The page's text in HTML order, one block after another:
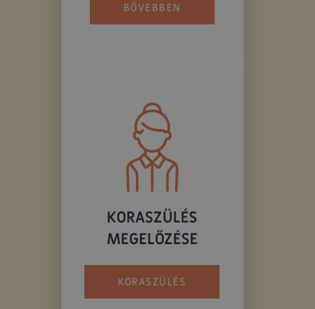
BŐVEBBEN
KORASZÜLÉS
MEGELŐZÉSE
KORASZÜLÉS